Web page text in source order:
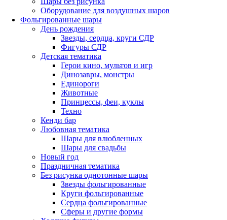
Оборудование для воздушных шаров
Фольгированные шары
День рождения
Звезды, сердца, круги СДР
Фигуры СДР
Детская тематика
Герои кино, мультов и игр
Динозавры, монстры
Единороги
Животные
Принцессы, феи, куклы
Техно
Кенди бар
Любовная тематика
Шары для влюбленных
Шары для свадьбы
Новый год
Праздничная тематика
Без рисунка однотонные шары
Звезды фольгированные
Круги фольгированные
Сердца фольгированные
Сферы и другие формы